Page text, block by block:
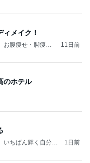
メイク！
腹痩せ・脚痩せ
11日前
のホテル
ちばん輝く自分に
1日前